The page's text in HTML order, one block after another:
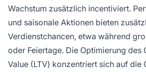
Wachstum zusätzlich incentiviert.
und saisonale Aktionen bieten
Verdienstchancen, etwa während
oder Feiertage. Die Optimierung des
Value (LTV) konzentriert sich auf die